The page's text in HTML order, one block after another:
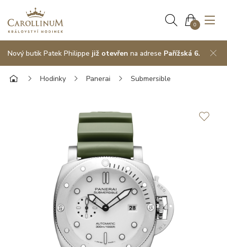
0
Nový butik Patek Philippe již otevřen na adrese Pařížská 6.
Hodinky Panerai Submersible